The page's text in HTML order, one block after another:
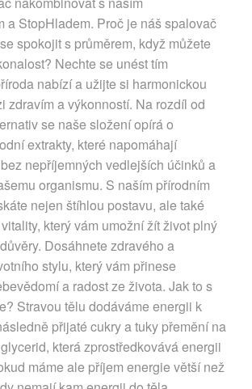
a StopHladem. Proč je náš spalovač
spokojit s průměrem, když můžete
Nechte se unést tím
nabízí a užijte si harmonickou
zdravím a výkonností. Na rozdíl od
se naše složení opírá o
extrakty, které napomáhají
nepříjemných vedlejších účinků a
organismu. S naším přírodním
nejen štíhlou postavu, ale také
který vám umožní žít život plný
Dosáhnete zdravého a
stylu, který vám přinese
a radost ze života. Jak to s
Stravou tělu dodáváme energii k
přijaté cukry a tuky přemění na
která zprostředkovává energii
máme ale příjem energie větší než